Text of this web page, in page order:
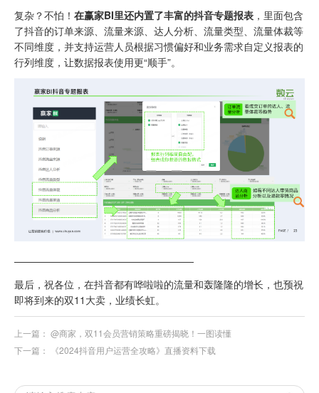
复杂？不怕！ 在赢家BI里还内置了丰富的抖音专题报表 ，里面包含
了抖音的订单来源、流量来源、达人分析、流量类型、流量体裁等
不同维度，并支持运营人员根据习惯偏好和业务需求自定义报表的
行列维度，让数据报表使用更“顺手”。
——————————————————
最后，祝各位，在抖音都有哗啦啦的流量和轰隆隆的增长，也预祝
即将到来的双11大卖，业绩长虹。
上一篇： @商家，双11会员营销策略重磅揭晓！一图读懂
下一篇：
《2024抖音用户运营全攻略》直播资料下载